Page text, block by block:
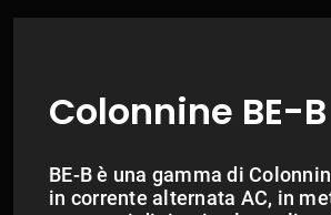
Colonnine BE-B
BE-B è una gamma di
in corrente alternata AC, in